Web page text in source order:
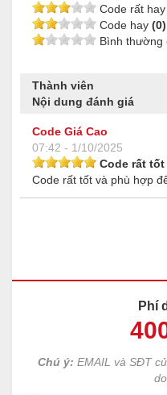
Code rất hay
Code hay (0)
Bình thường
Thành viên
Nội dung đánh giá
Code Giá Cao
07:42 - 1/10/2025
Code rất tốt
Code rất tốt và phù hợp
Phí
Chú ý: EMAIL và SĐT